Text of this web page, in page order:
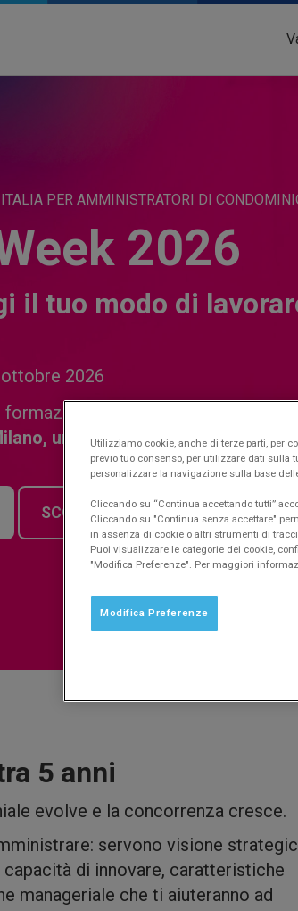
PER AMMINISTRATORI DI
2026
il tuo modo di
2026
online con speaker scelti
un evento che non
SCOPRI IL PROGRAMMA
5 anni
evolve e la concorrenza cresce.
servono visione
di innovare, caratteristiche
manageriale che ti aiuteranno ad
Utilizziamo cookie, anche di terze parti, per
previo tuo consenso, per utilizzare dati sulla
personalizzare la navigazione sulla base
Cliccando su “Continua accettando tutti”
Cliccando su "Continua senza accettare"
in assenza di cookie o altri strumenti di
Puoi visualizzare le categorie dei cookie,
"Modifica Preferenze". Per maggiori
Modifica Preferenze